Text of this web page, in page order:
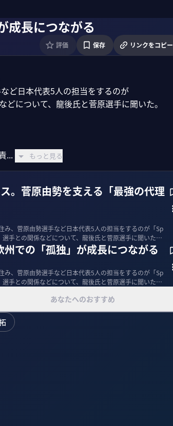
成長につながる
評価 保存 リンクをコピー
ど日本代表5人の担当をするのが
について、龍後氏と菅原選手に聞いた。
...
もっと見る
。菅原由勢を支える「最強の代理
み、菅原由勢選手など日本代表5人の担当をするのが「Sp
手との関係などについて、龍後氏と菅原選手に聞いた。
での「孤独」が成長につながる
み、菅原由勢選手など日本代表5人の担当をするのが「Sp
手との関係などについて、龍後氏と菅原選手に聞いた。
あなたへのおすすめ